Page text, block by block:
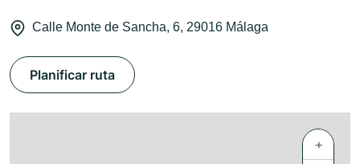
Calle Monte de Sancha, 6, 29016 Málaga
Planificar ruta
+